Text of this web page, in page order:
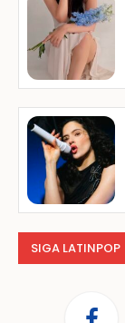
SIGA LATINPOP